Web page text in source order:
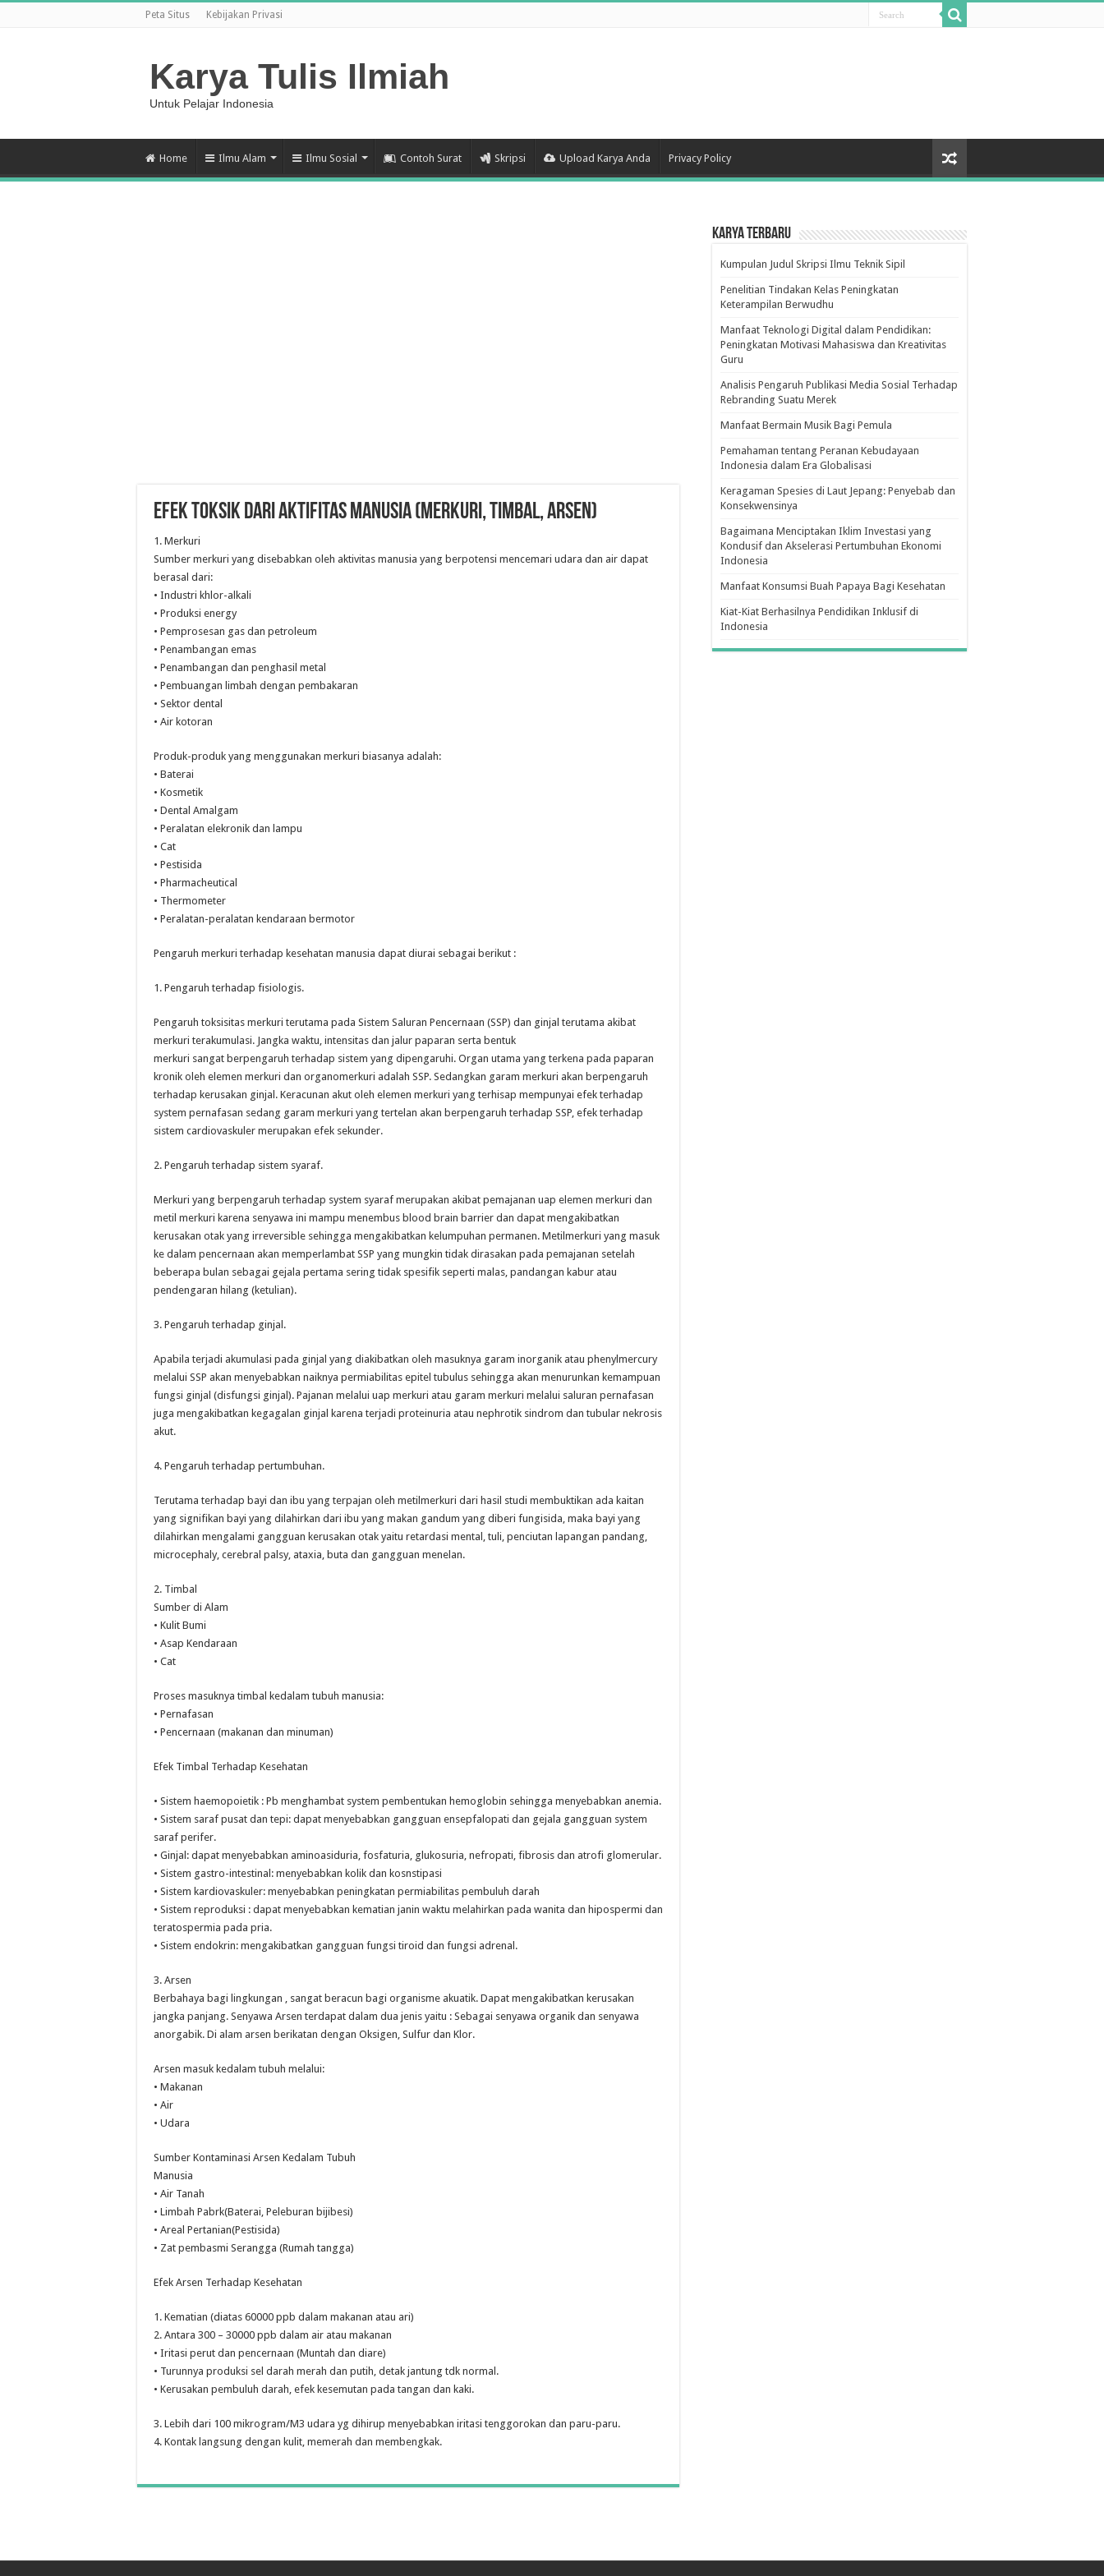
Peta Situs Kebijakan Privasi
Karya Tulis Ilmiah
Untuk Pelajar Indonesia
Home Ilmu Alam Ilmu Sosial Contoh Surat Skripsi Upload Karya Anda Privacy Policy
EFEK TOKSIK DARI AKTIFITAS MANUSIA (merkuri, timbal, arsen)
1. Merkuri
Sumber merkuri yang disebabkan oleh aktivitas manusia yang berpotensi mencemari udara dan air dapat
berasal dari:
• Industri khlor-alkali
• Produksi energy
• Pemprosesan gas dan petroleum
• Penambangan emas
• Penambangan dan penghasil metal
• Pembuangan limbah dengan pembakaran
• Sektor dental
• Air kotoran
Produk-produk yang menggunakan merkuri biasanya adalah:
• Baterai
• Kosmetik
• Dental Amalgam
• Peralatan elekronik dan lampu
• Cat
• Pestisida
• Pharmacheutical
• Thermometer
• Peralatan-peralatan kendaraan bermotor
Pengaruh merkuri terhadap kesehatan manusia dapat diurai sebagai berikut :
1. Pengaruh terhadap fisiologis.
Pengaruh toksisitas merkuri terutama pada Sistem Saluran Pencernaan (SSP) dan ginjal terutama akibat
merkuri terakumulasi. Jangka waktu, intensitas dan jalur paparan serta bentuk
merkuri sangat berpengaruh terhadap sistem yang dipengaruhi. Organ utama yang terkena pada paparan
kronik oleh elemen merkuri dan organomerkuri adalah SSP. Sedangkan garam merkuri akan berpengaruh
terhadap kerusakan ginjal. Keracunan akut oleh elemen merkuri yang terhisap mempunyai efek terhadap
system pernafasan sedang garam merkuri yang tertelan akan berpengaruh terhadap SSP, efek terhadap
sistem cardiovaskuler merupakan efek sekunder.
2. Pengaruh terhadap sistem syaraf.
Merkuri yang berpengaruh terhadap system syaraf merupakan akibat pemajanan uap elemen merkuri dan
metil merkuri karena senyawa ini mampu menembus blood brain barrier dan dapat mengakibatkan
kerusakan otak yang irreversible sehingga mengakibatkan kelumpuhan permanen. Metilmerkuri yang masuk
ke dalam pencernaan akan memperlambat SSP yang mungkin tidak dirasakan pada pemajanan setelah
beberapa bulan sebagai gejala pertama sering tidak spesifik seperti malas, pandangan kabur atau
pendengaran hilang (ketulian).
3. Pengaruh terhadap ginjal.
Apabila terjadi akumulasi pada ginjal yang diakibatkan oleh masuknya garam inorganik atau phenylmercury
melalui SSP akan menyebabkan naiknya permiabilitas epitel tubulus sehingga akan menurunkan kemampuan
fungsi ginjal (disfungsi ginjal). Pajanan melalui uap merkuri atau garam merkuri melalui saluran pernafasan
juga mengakibatkan kegagalan ginjal karena terjadi proteinuria atau nephrotik sindrom dan tubular nekrosis
akut.
4. Pengaruh terhadap pertumbuhan.
Terutama terhadap bayi dan ibu yang terpajan oleh metilmerkuri dari hasil studi membuktikan ada kaitan
yang signifikan bayi yang dilahirkan dari ibu yang makan gandum yang diberi fungisida, maka bayi yang
dilahirkan mengalami gangguan kerusakan otak yaitu retardasi mental, tuli, penciutan lapangan pandang,
microcephaly, cerebral palsy, ataxia, buta dan gangguan menelan.
2. Timbal
Sumber di Alam
• Kulit Bumi
• Asap Kendaraan
• Cat
Proses masuknya timbal kedalam tubuh manusia:
• Pernafasan
• Pencernaan (makanan dan minuman)
Efek Timbal Terhadap Kesehatan
• Sistem haemopoietik : Pb menghambat system pembentukan hemoglobin sehingga menyebabkan anemia.
• Sistem saraf pusat dan tepi: dapat menyebabkan gangguan ensepfalopati dan gejala gangguan system
saraf perifer.
• Ginjal: dapat menyebabkan aminoasiduria, fosfaturia, glukosuria, nefropati, fibrosis dan atrofi glomerular.
• Sistem gastro-intestinal: menyebabkan kolik dan kosnstipasi
• Sistem kardiovaskuler: menyebabkan peningkatan permiabilitas pembuluh darah
• Sistem reproduksi : dapat menyebabkan kematian janin waktu melahirkan pada wanita dan hipospermi dan
teratospermia pada pria.
• Sistem endokrin: mengakibatkan gangguan fungsi tiroid dan fungsi adrenal.
3. Arsen
Berbahaya bagi lingkungan , sangat beracun bagi organisme akuatik. Dapat mengakibatkan kerusakan
jangka panjang. Senyawa Arsen terdapat dalam dua jenis yaitu : Sebagai senyawa organik dan senyawa
anorgabik. Di alam arsen berikatan dengan Oksigen, Sulfur dan Klor.
Arsen masuk kedalam tubuh melalui:
• Makanan
• Air
• Udara
Sumber Kontaminasi Arsen Kedalam Tubuh
Manusia
• Air Tanah
• Limbah Pabrk(Baterai, Peleburan bijibesi)
• Areal Pertanian(Pestisida)
• Zat pembasmi Serangga (Rumah tangga)
Efek Arsen Terhadap Kesehatan
1. Kematian (diatas 60000 ppb dalam makanan atau ari)
2. Antara 300 – 30000 ppb dalam air atau makanan
• Iritasi perut dan pencernaan (Muntah dan diare)
• Turunnya produksi sel darah merah dan putih, detak jantung tdk normal.
• Kerusakan pembuluh darah, efek kesemutan pada tangan dan kaki.
3. Lebih dari 100 mikrogram/M3 udara yg dihirup menyebabkan iritasi tenggorokan dan paru-paru.
4. Kontak langsung dengan kulit, memerah dan membengkak.
Karya Terbaru
Kumpulan Judul Skripsi Ilmu Teknik Sipil
Penelitian Tindakan Kelas Peningkatan
Keterampilan Berwudhu
Manfaat Teknologi Digital dalam Pendidikan:
Peningkatan Motivasi Mahasiswa dan Kreativitas
Guru
Analisis Pengaruh Publikasi Media Sosial Terhadap
Rebranding Suatu Merek
Manfaat Bermain Musik Bagi Pemula
Pemahaman tentang Peranan Kebudayaan
Indonesia dalam Era Globalisasi
Keragaman Spesies di Laut Jepang: Penyebab dan
Konsekwensinya
Bagaimana Menciptakan Iklim Investasi yang
Kondusif dan Akselerasi Pertumbuhan Ekonomi
Indonesia
Manfaat Konsumsi Buah Papaya Bagi Kesehatan
Kiat-Kiat Berhasilnya Pendidikan Inklusif di
Indonesia